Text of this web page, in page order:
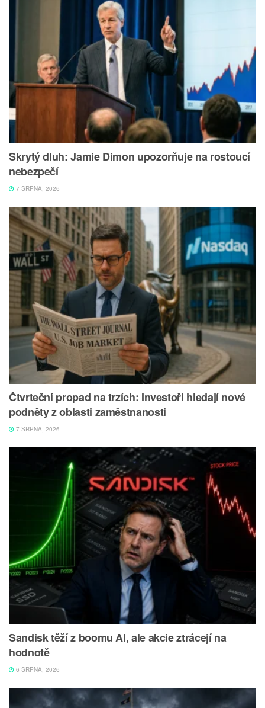
Skrytý dluh: Jamie Dimon upozorňuje na rostoucí
nebezpečí
7 SRPNA, 2026
Čtvrteční propad na trzích: Investoři hledají nové
podněty z oblasti zaměstnanosti
7 SRPNA, 2026
Sandisk těží z boomu AI, ale akcie ztrácejí na
hodnotě
6 SRPNA, 2026